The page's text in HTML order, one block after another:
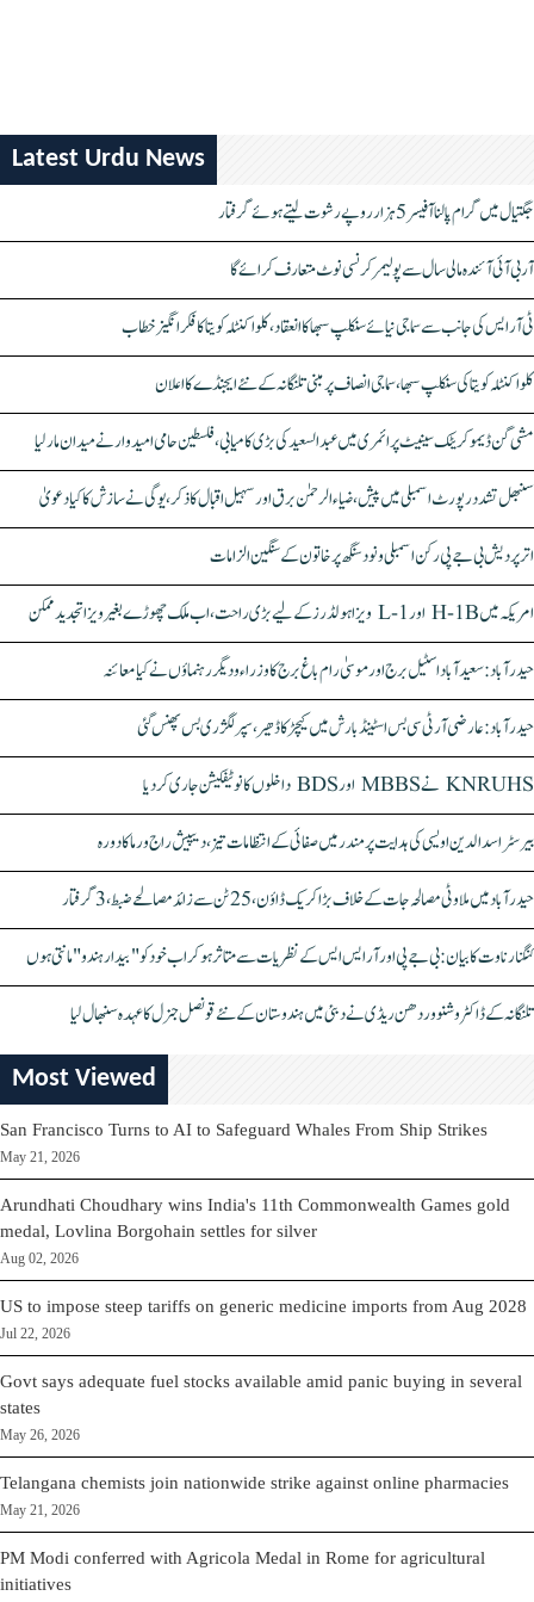
Latest Urdu News
جگتیال میں گرام پالنا آفیسر 5 ہزار روپے رشوت لیتے ہوئے گرفتار
آر بی آئی آئندہ مالی سال سے پولیمر کرنسی نوٹ متعارف کرائے گا
ٹی آر ایس کی جانب سے سماجی نیائے سنکلپ سبھا کا انعقاد، کلواکنٹلہ کویتا کا فکر انگیز خطاب
کلواکنٹلہ کویتا کی سنکلپ سبھا، سماجی انصاف پر مبنی تلنگانہ کے نئے ایجنڈے کا اعلان
مشی گن ڈیموکریٹک سینیٹ پرائمری میں عبدالسعید کی بڑی کامیابی، فلسطین حامی امیدوار نے میدان مار لیا
سنبھل تشدد رپورٹ اسمبلی میں پیش، ضیاء الرحمٰن برق اور سہیل اقبال کا ذکر، یوگی نے سازش کا کیا دعویٰ
اتر پردیش بی جے پی رکن اسمبلی ونود سنگھ پر خاتون کے سنگین الزامات
امریکہ میں H-1B اور L-1 ویزا ہولڈرز کے لیے بڑی راحت، اب ملک چھوڑے بغیر ویزا تجدید ممکن
حیدرآباد: سعیدآباد اسٹیل برج اور موسیٰ رام باغ برج کا وزراء و دیگر رہنماؤں نے کیا معائنہ
حیدرآباد: عارضی آر ٹی سی بس اسٹینڈ بارش میں کیچڑ کا ڈھیر، سپر لگژری بس پھنس گئی
KNRUHS نے MBBS اور BDS داخلوں کا نوٹیفکیشن جاری کر دیا
بیرسٹر اسدالدین اویسی کی ہدایت پر مندر میں صفائی کے انتظامات تیز، دیپیش راج ورما کا دورہ
حیدرآباد میں ملاوٹی مصالحہ جات کے خلاف بڑا کریک ڈاؤن، 25 ٹن سے زائد مصالحے ضبط، 3 گرفتار
کنگنا رناوت کا بیان: بی جے پی اور آر ایس ایس کے نظریات سے متاثر ہو کر اب خود کو "بیدار ہندو" مانتی ہوں
تلنگانہ کے ڈاکٹر وشنو وردھن ریڈی نے دبئی میں ہندوستان کے نئے قونصل جنرل کا عہدہ سنبھال لیا
Most Viewed
San Francisco Turns to AI to Safeguard Whales From Ship Strikes
May 21, 2026
Arundhati Choudhary wins India's 11th Commonwealth Games gold
medal, Lovlina Borgohain settles for silver
Aug 02, 2026
US to impose steep tariffs on generic medicine imports from Aug 2028
Jul 22, 2026
Govt says adequate fuel stocks available amid panic buying in several
states
May 26, 2026
Telangana chemists join nationwide strike against online pharmacies
May 21, 2026
PM Modi conferred with Agricola Medal in Rome for agricultural
initiatives